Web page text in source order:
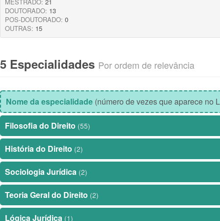
DOUTORADO: 13
POS-DOUTORADO: 0
OUTRAS: 15
5 Especialidades Por ordem de relevância
Nome da especialidade (número de vezes que aparece no
Filosofia do Direito (55)
História do Direito (2)
Sociologia Jurídica (2)
Teoria Geral do Direito (2)
Lógica Jurídica (1)